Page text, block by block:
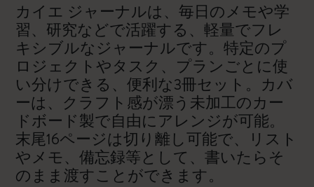
カイエ ジャーナルは、毎日のメモや学
習、研究などで活躍する、軽量でフレ
キシブルなジャーナルです。特定のプ
ロジェクトやタスク、プランごとに使
い分けできる、便利な3冊セット。カバ
ーは、クラフト感が漂う未加工のカー
ドボード製で自由にアレンジが可能。
末尾16ページは切り離し可能で、リスト
やメモ、備忘録等として、書いたらそ
のまま渡すことができます。